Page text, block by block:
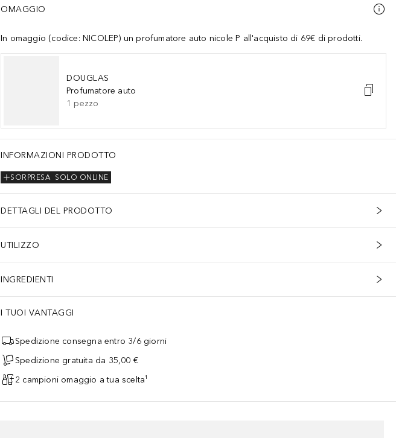
OMAGGIO
In omaggio (codice: NICOLEP) un profumatore auto nicole P all'acquisto di 69€ di prodotti.
DOUGLAS
Profumatore auto
1 pezzo
INFORMAZIONI PRODOTTO
SOLO ONLINE
SORPRESA
DETTAGLI DEL PRODOTTO
UTILIZZO
INGREDIENTI
I TUOI VANTAGGI
Spedizione consegna entro 3/6 giorni
Spedizione gratuita da 35,00 €
2 campioni omaggio a tua scelta¹